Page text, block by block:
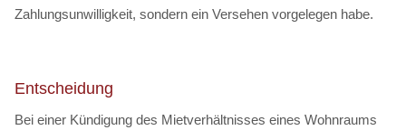
Zahlungsunwilligkeit, sondern ein Versehen vorgelegen habe.
Entscheidung
Bei einer Kündigung des Mietverhältnisses eines Wohnraums